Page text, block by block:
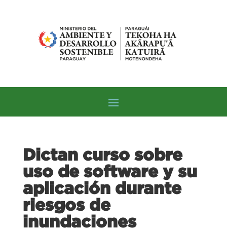
Dictan curso sobre
uso de software y su
aplicación durante
riesgos de
inundaciones